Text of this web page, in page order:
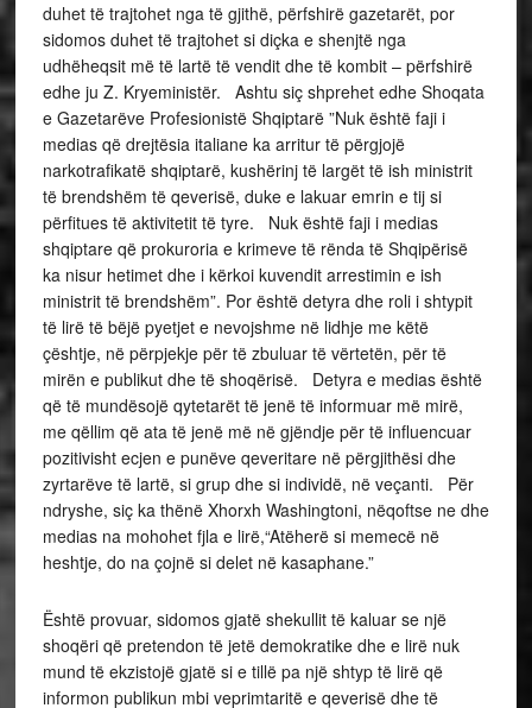
duhet të trajtohet nga të gjithë, përfshirë gazetarët, por
sidomos duhet të trajtohet si diçka e shenjtë nga
udhëheqsit më të lartë të vendit dhe të kombit – përfshirë
edhe ju Z. Kryeministër. Ashtu siç shprehet edhe Shoqata
e Gazetarëve Profesionistë Shqiptarë ”Nuk është faji i
medias që drejtësia italiane ka arritur të përgjojë
narkotrafikatë shqiptarë, kushërinj të largët të ish ministrit
të brendshëm të qeverisë, duke e lakuar emrin e tij si
përfitues të aktivitetit të tyre. Nuk është faji i medias
shqiptare që prokuroria e krimeve të rënda të Shqipërisë
ka nisur hetimet dhe i kërkoi kuvendit arrestimin e ish
ministrit të brendshëm”. Por është detyra dhe roli i shtypit
të lirë të bëjë pyetjet e nevojshme në lidhje me këtë
çështje, në përpjekje për të zbuluar të vërtetën, për të
mirën e publikut dhe të shoqërisë. Detyra e medias është
që të mundësojë qytetarët të jenë të informuar më mirë,
me qëllim që ata të jenë më në gjëndje për të influencuar
pozitivisht ecjen e punëve qeveritare në përgjithësi dhe
zyrtarëve të lartë, si grup dhe si individë, në veçanti. Për
ndryshe, siç ka thënë Xhorxh Washingtoni, nëqoftse ne dhe
medias na mohohet fjla e lirë,“Atëherë si memecë në
heshtje, do na çojnë si delet në kasaphane.”
Është provuar, sidomos gjatë shekullit të kaluar se një
shoqëri që pretendon të jetë demokratike dhe e lirë nuk
mund të ekzistojë gjatë si e tillë pa një shtyp të lirë që
informon publikun mbi veprimtaritë e qeverisë dhe të